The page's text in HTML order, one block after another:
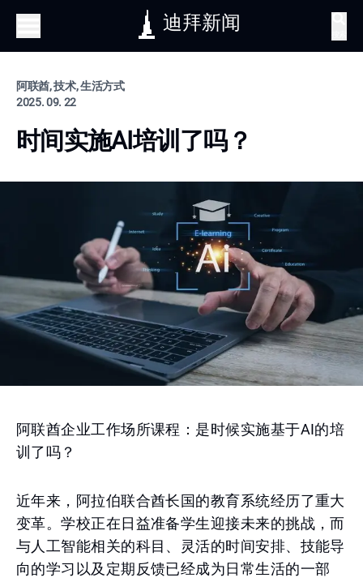
迪拜新闻
阿联酋, 技术, 生活方式
2025. 09. 22
时间实施AI培训了吗？
阿联酋企业工作场所课程：是时候实施基于AI的培
训了吗？
近年来，阿拉伯联合酋长国的教育系统经历了重大
变革。学校正在日益准备学生迎接未来的挑战，而
与人工智能相关的科目、灵活的时间安排、技能导
向的学习以及定期反馈已经成为日常生活的一部